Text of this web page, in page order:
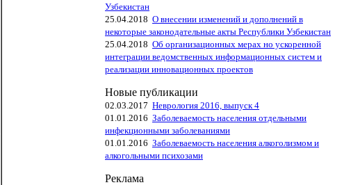
Узбекистан
25.04.2018 О внесении изменений и дополнений в
некоторые законодательные акты Республики Узбекистан
25.04.2018 Об организационных мерах но ускоренной
интеграции ведомственных информационных систем и
реализации инновационных проектов
Новые публикации
02.03.2017 Неврология 2016, выпуск 4
01.01.2016 Заболеваемость населения отдельными
инфекционными заболеваниями
01.01.2016 Заболеваемость населения алкоголизмом и
алкогольными психозами
Реклама